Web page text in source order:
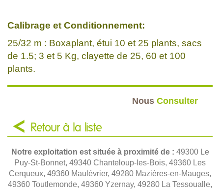
Calibrage et Conditionnement:
25/32 m : Boxaplant, étui 10 et 25 plants, sacs
de 1.5; 3 et 5 Kg, clayette de 25, 60 et 100
plants.
Nous Consulter
Retour à la liste
Notre exploitation est située à proximité de : 49300 Le
Puy-St-Bonnet, 49340 Chanteloup-les-Bois, 49360 Les
Cerqueux, 49360 Maulévrier, 49280 Mazières-en-Mauges,
49360 Toutlemonde, 49360 Yzernay, 49280 La Tessoualle,